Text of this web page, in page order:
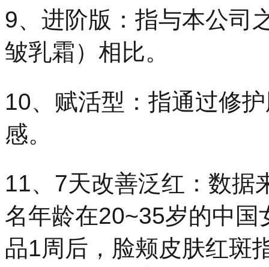
9、进阶版：指与本公司
皱乳霜）相比。
10、赋活型：指通过修
感。
11、7天改善泛红：数据
名年龄在20~35岁的中
品1周后，脸颊皮肤红斑